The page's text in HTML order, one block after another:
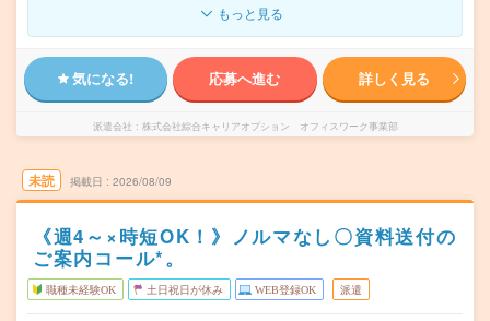
もっと見る
気になる! 応募へ進む 詳しく見る
派遣会社 株式会社綜合キャリアオプション オフィスワーク事業部
未読 掲載日 2026/08/09
《週4～×時短OK！》ノルマなし〇資料送付の
ご案内コール*。
職種未経験OK 土日祝日が休み WEB登録OK 派遣